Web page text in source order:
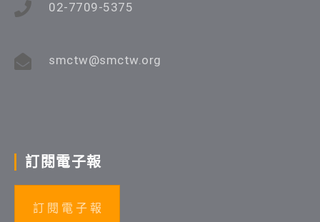
02-7709-5375
smctw@smctw.org
訂閱電子報
訂 閱 電 子 報